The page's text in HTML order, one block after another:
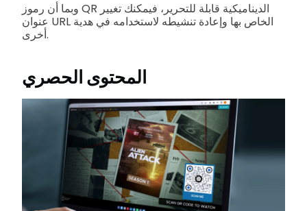
وبما أن رموز QR الديناميكية قابلة للتحرير، فيمكنك تغيير
عنوان URL الخاص بها وإعادة تنشيطه لاستخدامه في هدية
أخرى.
المحتوى الحصري